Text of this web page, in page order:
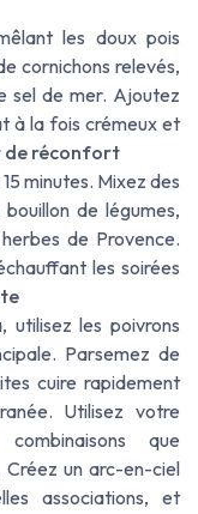
les doux pois
cornichons relevés,
sel de mer. Ajoutez
à la fois crémeux et
de réconfort
minutes. Mixez des
de légumes,
de Provence.
les soirées
utilisez les poivrons
Parsemez de
cuire rapidement
Utilisez votre
que
un arc-en-ciel
associations, et